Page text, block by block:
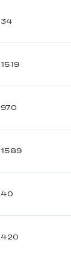
34
1519
970
1589
40
420